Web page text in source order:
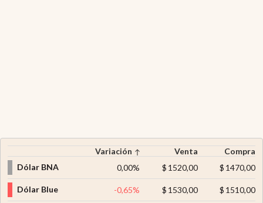
Variación Venta
Compra
Dólar BNA
0,00% $ 1520,00 $ 1470,00
Dólar Blue -0,65% $ 1530,00 $ 1510,00